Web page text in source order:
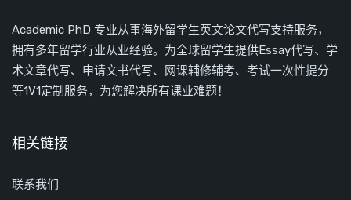
Academic PhD 专业从事海外留学生英文论文代写支持服务，
拥有多年留学行业从业经验。为全球留学生提供Essay代写、学
术文章代写、申请文书代写、网课辅修辅考、考试一次性提分
等1V1定制服务，为您解决所有课业难题！
相关链接
联系我们